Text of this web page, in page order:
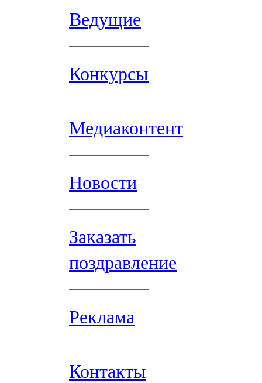
Ведущие
Конкурсы
Медиаконтент
Новости
Заказать
поздравление
Реклама
Контакты